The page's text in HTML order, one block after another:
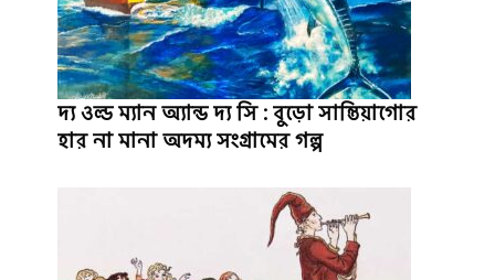
দ্য ওল্ড ম্যান অ্যান্ড দ্য সি : বুড়ো সান্তিয়াগোর
হার না মানা অদম্য সংগ্রামের গল্প